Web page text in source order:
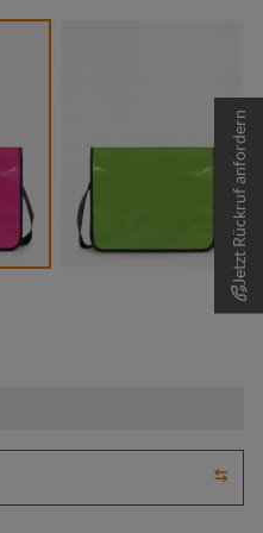
Jetzt Rückruf anfordern